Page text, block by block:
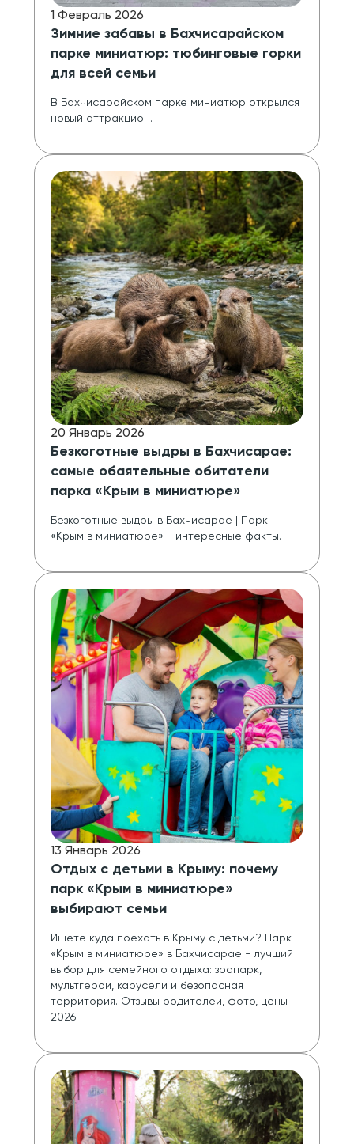
1 Февраль 2026
Зимние забавы в Бахчисарайском
парке миниатюр: тюбинговые горки
для всей семьи
В Бахчисарайском парке миниатюр открылся
новый аттракцион.
20 Январь 2026
Безкоготные выдры в Бахчисарае:
самые обаятельные обитатели
парка «Крым в миниатюре»
Безкоготные выдры в Бахчисарае | Парк
«Крым в миниатюре» - интересные факты.
13 Январь 2026
Отдых с детьми в Крыму: почему
парк «Крым в миниатюре»
выбирают семьи
Ищете куда поехать в Крыму с детьми? Парк
«Крым в миниатюре» в Бахчисарае - лучший
выбор для семейного отдыха: зоопарк,
мультгерои, карусели и безопасная
территория. Отзывы родителей, фото, цены
2026.